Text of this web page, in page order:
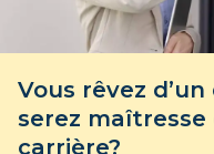
Vous rêvez
serez
carrière?